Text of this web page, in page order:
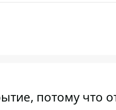
потому что